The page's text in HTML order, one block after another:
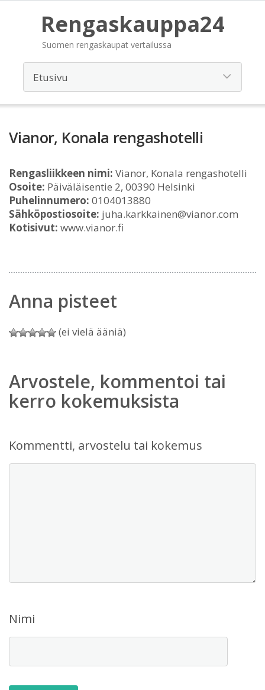
Rengaskauppa24
Suomen rengaskaupat vertailussa
Vianor, Konala rengashotelli
Rengasliikkeen nimi: Vianor, Konala rengashotelli
Osoite: Päiväläisentie 2, 00390 Helsinki
Puhelinnumero: 0104013880
Sähköpostiosoite: juha.karkkainen@vianor.com
Kotisivut: www.vianor.fi
Anna pisteet
(ei vielä ääniä)
Arvostele, kommentoi tai
kerro kokemuksista
Kommentti, arvostelu tai kokemus
Nimi